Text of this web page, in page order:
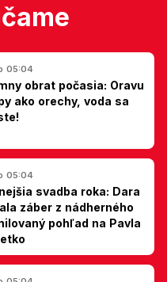
05:04
obrat počasia: Oravu
ako orechy, voda sa
05:04
svadba roka: Dara
záber z nádherného
pohľad na Pavla